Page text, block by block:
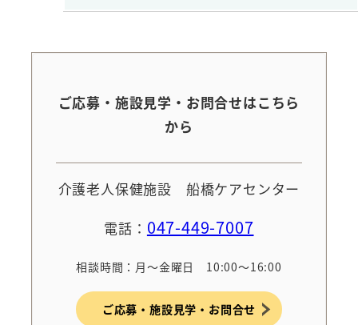
ご応募・施設見学・お問合せはこちら
から
介護老人保健施設 船橋ケアセンター
電話： 047-449-7007
相談時間：月～金曜日 10:00～16:00
ご応募・施設見学・お問合せ